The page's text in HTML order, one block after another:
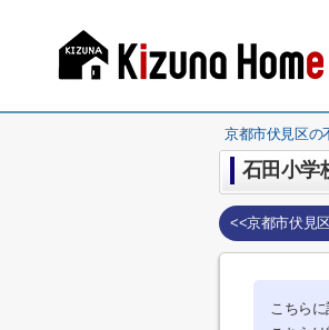
京都市伏見区の
石田小学
<<京都市伏見
こちら